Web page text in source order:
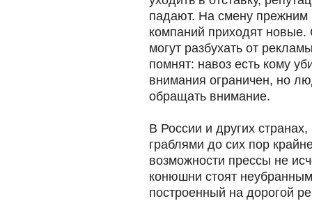
падают. На смену прежним
компаний приходят новые.
могут разбухать от
помнят: навоз есть кому
внимания ограничен, но
обращать внимание.
В России и других
граблями до сих пор
возможности прессы не
конюшни стоят
построенный на дорогой